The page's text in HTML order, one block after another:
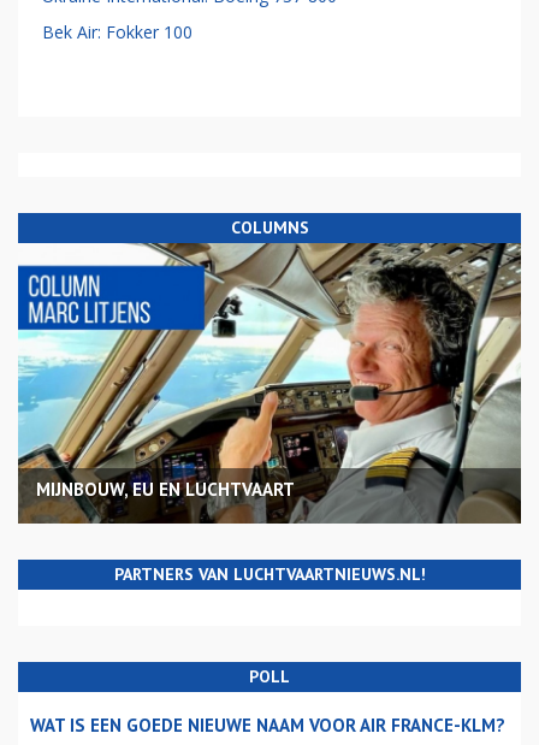
Bek Air: Fokker 100
COLUMNS
MIJNBOUW, EU EN LUCHTVAART
PARTNERS VAN LUCHTVAARTNIEUWS.NL!
POLL
WAT IS EEN GOEDE NIEUWE NAAM VOOR AIR FRANCE-KLM?